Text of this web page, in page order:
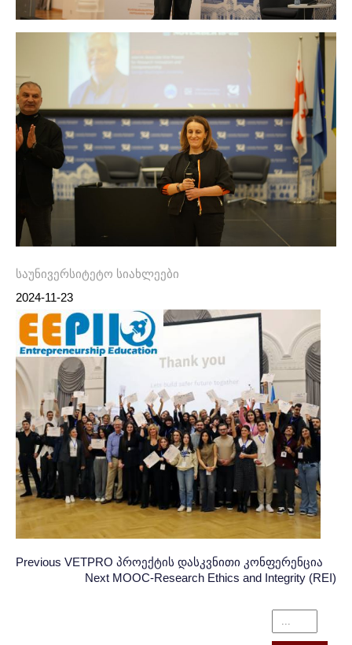
საუნივერსიტეტო სიახლეები
2024-11-23
Post
navigation
პოსტის
ნავიგაცია
Previous Previous
Post:
VETPRO პროექტის დასკვნითი კონფერენცია
Next Next
MOOC-Research Ethics and Integrity (REI)